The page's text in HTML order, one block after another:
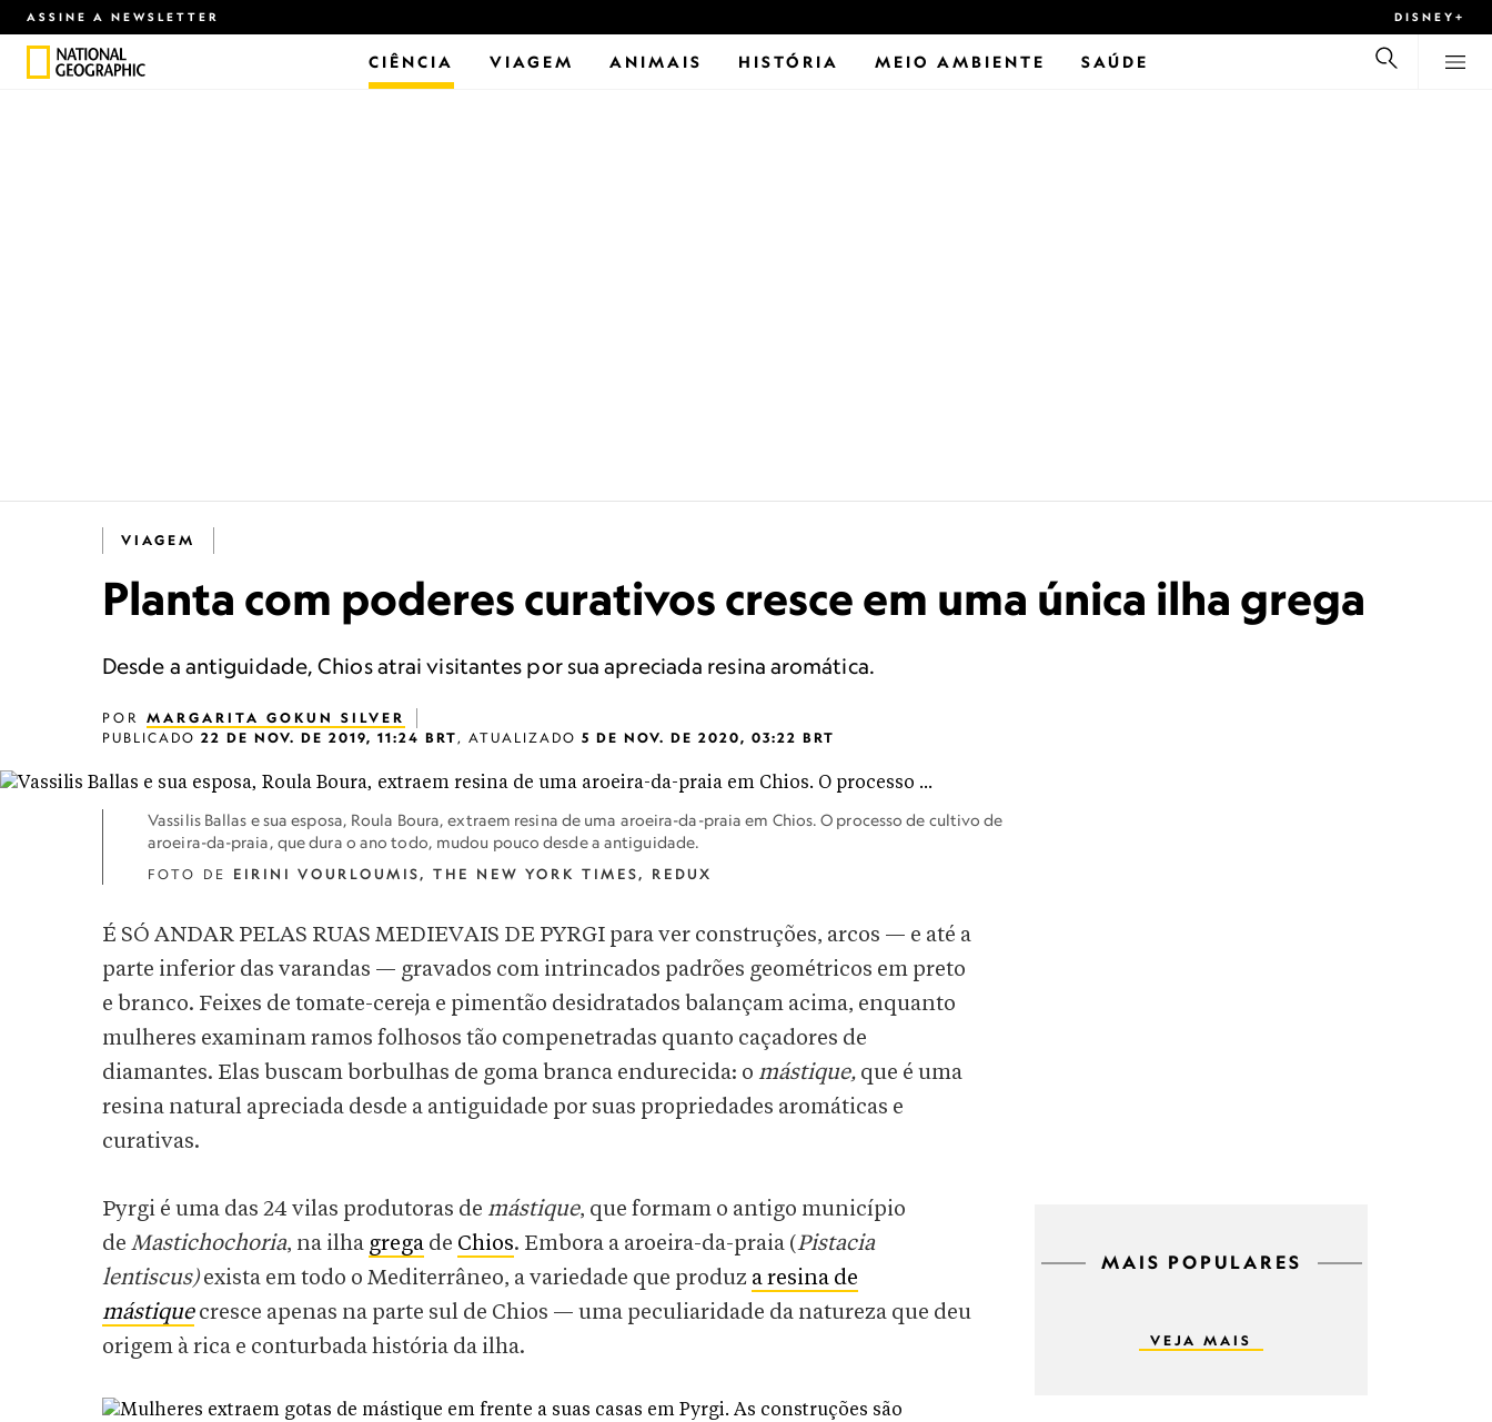
ASSINE A NEWSLETTER DISNEY+
CIÊNCIA VIAGEM ANIMAIS HISTÓRIA MEIO AMBIENTE SAÚDE
VIAGEM
Planta com poderes curativos cresce em uma única ilha grega
Desde a antiguidade, Chios atrai visitantes por sua apreciada resina aromática.
POR MARGARITA GOKUN SILVER
PUBLICADO 22 DE NOV. DE 2019, 11:24 BRT, ATUALIZADO 5 DE NOV. DE 2020, 03:22 BRT
Vassilis Ballas e sua esposa, Roula Boura, extraem resina de uma aroeira-da-praia em Chios. O processo de cultivo de
aroeira-da-praia, que dura o ano todo, mudou pouco desde a antiguidade.
FOTO DE EIRINI VOURLOUMIS, T​HE NEW YORK TIMES, REDUX
É SÓ ANDAR PELAS RUAS MEDIEVAIS DE PYRGI para ver construções, arcos — e até a
parte inferior das varandas — gravados com intrincados padrões geométricos em preto
e branco. Feixes de tomate-cereja e pimentão desidratados balançam acima, enquanto
mulheres examinam ramos folhosos tão compenetradas quanto caçadores de
diamantes. Elas buscam borbulhas de goma branca endurecida: o mástique, que é uma
resina natural apreciada desde a antiguidade por suas propriedades aromáticas e
curativas.
Pyrgi é uma das 24 vilas produtoras de mástique, que formam o antigo município
de Mastichochoria, na ilha grega de Chios. Embora a aroeira-da-praia (Pistacia
lentiscus)exista em todo o Mediterrâneo, a variedade que produz a resina de
mástiquecresce apenas na parte sul de Chios — uma peculiaridade da natureza que deu
origem à rica e conturbada história da ilha.
MAIS POPULARES
VEJA MAIS